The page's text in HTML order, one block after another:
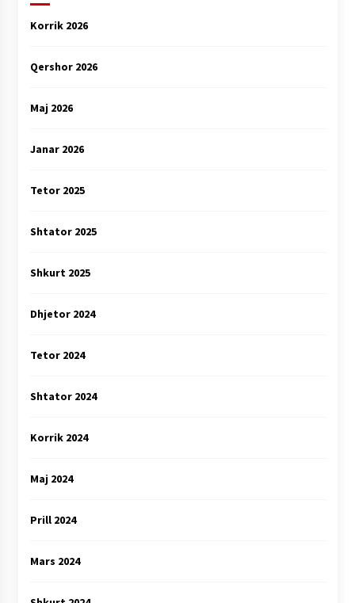
Korrik 2026
Qershor 2026
Maj 2026
Janar 2026
Tetor 2025
Shtator 2025
Shkurt 2025
Dhjetor 2024
Tetor 2024
Shtator 2024
Korrik 2024
Maj 2024
Prill 2024
Mars 2024